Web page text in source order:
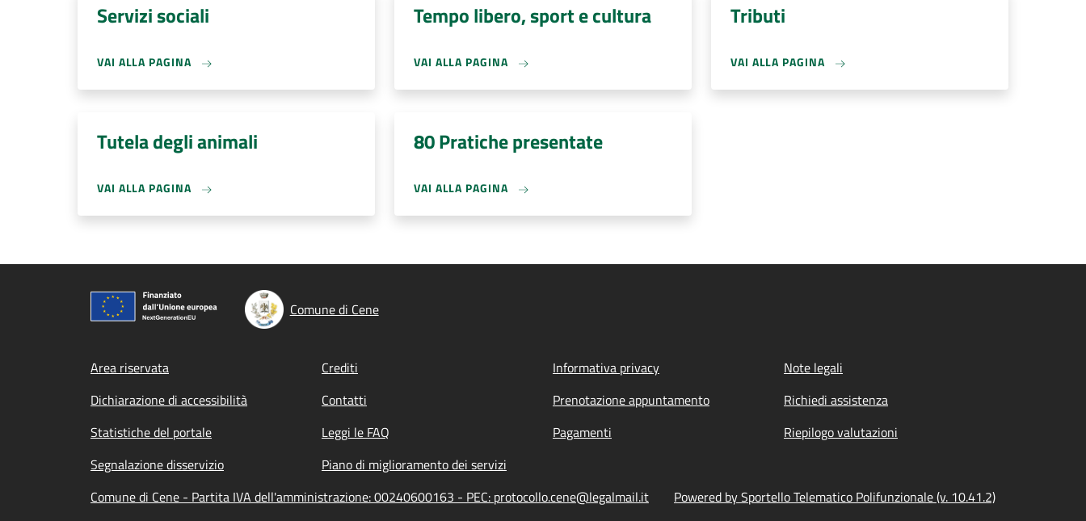
Servizi sociali
VAI ALLA PAGINA
Tempo libero, sport e cultura
VAI ALLA PAGINA
Tributi
VAI ALLA PAGINA
Tutela degli animali
VAI ALLA PAGINA
80 Pratiche presentate
VAI ALLA PAGINA
Comune di Cene
Footer menu
Area riservata Crediti Informativa privacy
Note legali
Dichiarazione di accessibilità
Contatti Prenotazione appuntamento
Richiedi assistenza
Statistiche del portale
Leggi le FAQ Pagamenti
Riepilogo valutazioni
Segnalazione disservizio
Piano di miglioramento dei servizi
Comune di Cene - Partita IVA dell'amministrazione: 00240600163 - PEC: protocollo.cene@legalmail.it
Powered by Sportello Telematico Polifunzionale (v. 10.41.2)